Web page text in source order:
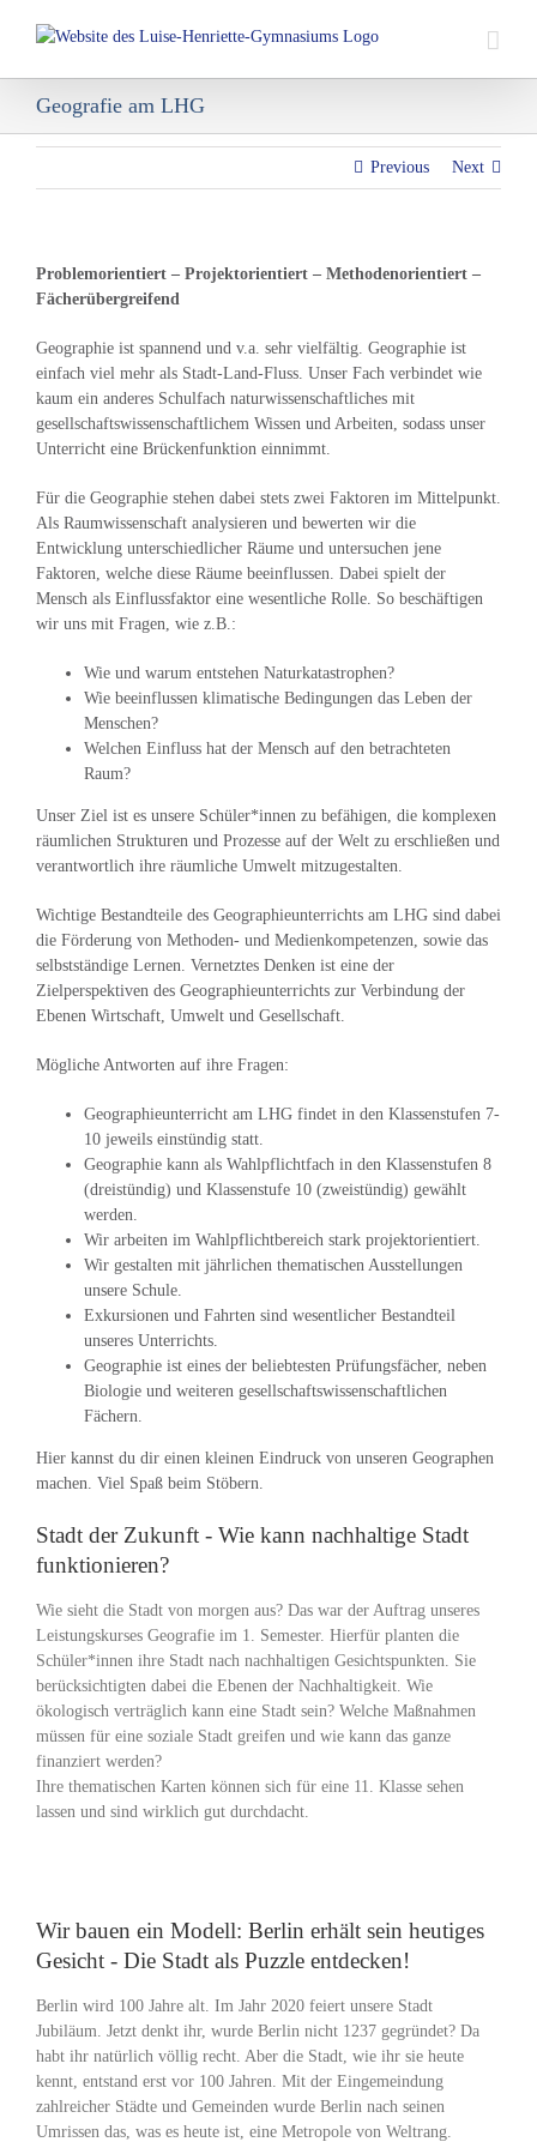
Geografie am LHG
Previous Next
Problemorientiert – Projektorientiert – Methodenorientiert –
Fächerübergreifend
Geographie ist spannend und v.a. sehr vielfältig. Geographie ist
einfach viel mehr als Stadt-Land-Fluss. Unser Fach verbindet wie
kaum ein anderes Schulfach naturwissenschaftliches mit
gesellschaftswissenschaftlichem Wissen und Arbeiten, sodass unser
Unterricht eine Brückenfunktion einnimmt.
Für die Geographie stehen dabei stets zwei Faktoren im Mittelpunkt.
Als Raumwissenschaft analysieren und bewerten wir die
Entwicklung unterschiedlicher Räume und untersuchen jene
Faktoren, welche diese Räume beeinflussen. Dabei spielt der
Mensch als Einflussfaktor eine wesentliche Rolle. So beschäftigen
wir uns mit Fragen, wie z.B.:
Wie und warum entstehen Naturkatastrophen?
Wie beeinflussen klimatische Bedingungen das Leben der
Menschen?
Welchen Einfluss hat der Mensch auf den betrachteten
Raum?
Unser Ziel ist es unsere Schüler*innen zu befähigen, die komplexen
räumlichen Strukturen und Prozesse auf der Welt zu erschließen und
verantwortlich ihre räumliche Umwelt mitzugestalten.
Wichtige Bestandteile des Geographieunterrichts am LHG sind dabei
die Förderung von Methoden- und Medienkompetenzen, sowie das
selbstständige Lernen. Vernetztes Denken ist eine der
Zielperspektiven des Geographieunterrichts zur Verbindung der
Ebenen Wirtschaft, Umwelt und Gesellschaft.
Mögliche Antworten auf ihre Fragen:
Geographieunterricht am LHG findet in den Klassenstufen 7-
10 jeweils einstündig statt.
Geographie kann als Wahlpflichtfach in den Klassenstufen 8
(dreistündig) und Klassenstufe 10 (zweistündig) gewählt
werden.
Wir arbeiten im Wahlpflichtbereich stark projektorientiert.
Wir gestalten mit jährlichen thematischen Ausstellungen
unsere Schule.
Exkursionen und Fahrten sind wesentlicher Bestandteil
unseres Unterrichts.
Geographie ist eines der beliebtesten Prüfungsfächer, neben
Biologie und weiteren gesellschaftswissenschaftlichen
Fächern.
Hier kannst du dir einen kleinen Eindruck von unseren Geographen
machen. Viel Spaß beim Stöbern.
Stadt der Zukunft - Wie kann nachhaltige Stadt
funktionieren?
Wie sieht die Stadt von morgen aus? Das war der Auftrag unseres
Leistungskurses Geografie im 1. Semester. Hierfür planten die
Schüler*innen ihre Stadt nach nachhaltigen Gesichtspunkten. Sie
berücksichtigten dabei die Ebenen der Nachhaltigkeit. Wie
ökologisch verträglich kann eine Stadt sein? Welche Maßnahmen
müssen für eine soziale Stadt greifen und wie kann das ganze
finanziert werden?
Ihre thematischen Karten können sich für eine 11. Klasse sehen
lassen und sind wirklich gut durchdacht.
Wir bauen ein Modell: Berlin erhält sein heutiges
Gesicht - Die Stadt als Puzzle entdecken!
Berlin wird 100 Jahre alt. Im Jahr 2020 feiert unsere Stadt
Jubiläum. Jetzt denkt ihr, wurde Berlin nicht 1237 gegründet? Da
habt ihr natürlich völlig recht. Aber die Stadt, wie ihr sie heute
kennt, entstand erst vor 100 Jahren. Mit der Eingemeindung
zahlreicher Städte und Gemeinden wurde Berlin nach seinen
Umrissen das, was es heute ist, eine Metropole von Weltrang.